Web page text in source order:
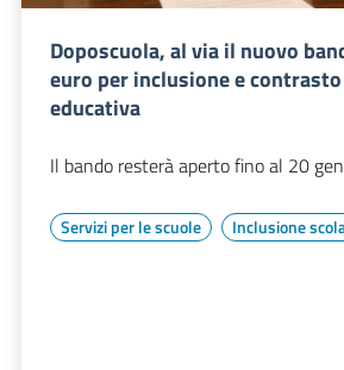
Doposcuola, al via il nuovo
euro per inclusione e
educativa
Il bando resterà aperto fino al 20
Servizi per le scuole Inclusione